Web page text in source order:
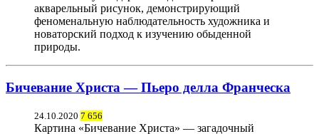
акварельный рисунок, демонстрирующий
феноменальную наблюдательность художника и
новаторский подход к изучению обыденной
природы.
Бичевание Христа — Пьеро делла Франческа
24.10.2020 7 656
Картина «Бичевание Христа» — загадочный